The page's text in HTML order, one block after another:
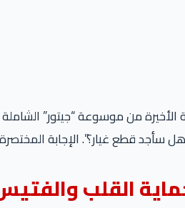
الأخيرة من موسوعة “جيتور”
سأجد قطع غيار؟”. الإجابة